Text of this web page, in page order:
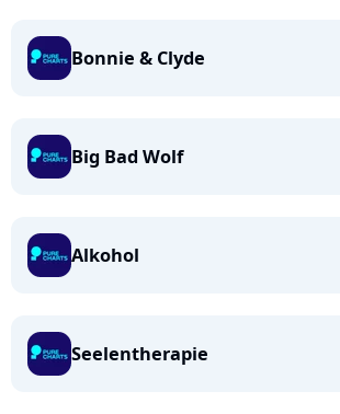
Bonnie & Clyde
Big Bad Wolf
Alkohol
Seelentherapie